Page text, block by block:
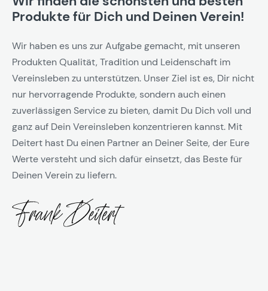
Produkte für Dich und Deinen Verein!
Wir haben es uns zur Aufgabe gemacht, mit unseren
Produkten Qualität, Tradition und Leidenschaft im
Vereinsleben zu unterstützen. Unser Ziel ist es, Dir nicht
nur hervorragende Produkte, sondern auch einen
zuverlässigen Service zu bieten, damit Du Dich voll und
ganz auf Dein Vereinsleben konzentrieren kannst. Mit
Deitert hast Du einen Partner an Deiner Seite, der Eure
Werte versteht und sich dafür einsetzt, das Beste für
Deinen Verein zu liefern.